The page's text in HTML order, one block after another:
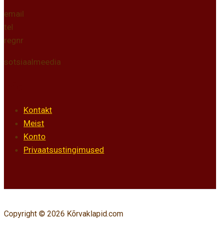
email
tel
regnr
sotsiaalmeedia
Kontakt
Meist
Konto
Privaatsustingimused
Copyright © 2026 Kõrvaklapid.com